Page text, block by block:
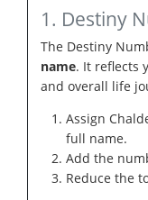
1. Destiny
The Destiny
name. It reflects
and overall life
Assign
full name.
Add the
Reduce the